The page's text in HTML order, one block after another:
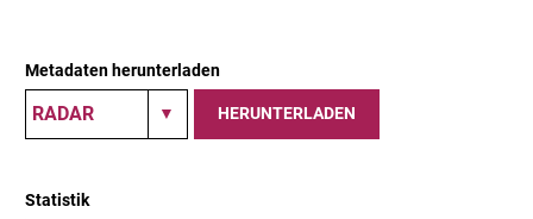
Metadaten herunterladen
HERUNTERLADEN
Statistik